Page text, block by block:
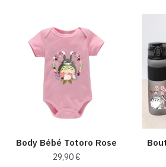
variations.
Les
options
peuvent
choisies
sur
page
du
Body Bébé Totoro Rose
29,90€